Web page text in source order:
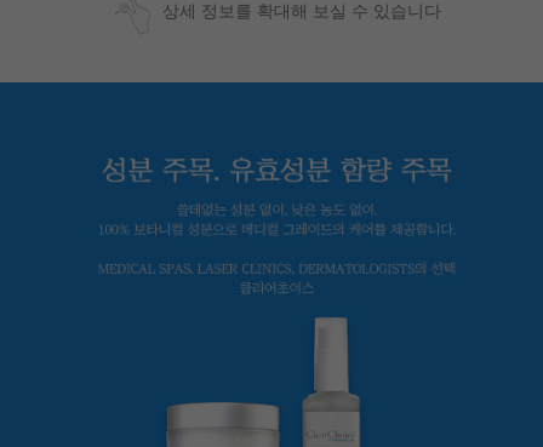
상세 정보를 확대해 보실 수 있습니다